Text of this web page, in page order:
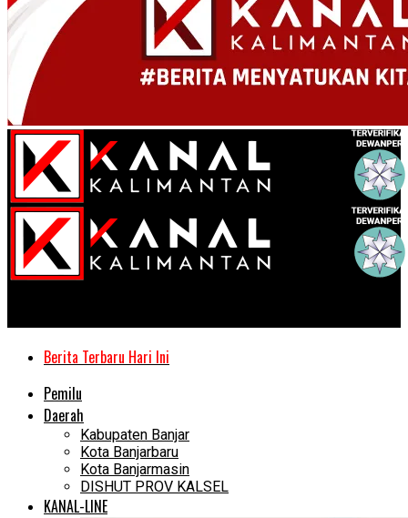
Berita Terbaru Hari Ini
Pemilu
Daerah
Kabupaten Banjar
Kota Banjarbaru
Kota Banjarmasin
DISHUT PROV KALSEL
KANAL-LINE